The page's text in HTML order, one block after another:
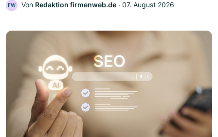
FW Von Redaktion firmenweb.de ‧ 07. August 2026